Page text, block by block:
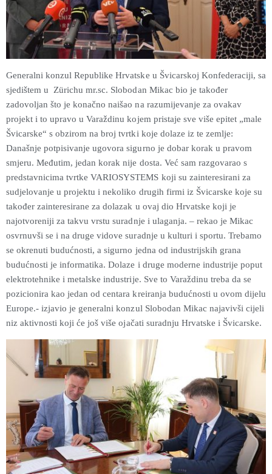
Generalni konzul Republike Hrvatske u Švicarskoj Konfederaciji, sa
sjedištem u Zürichu mr.sc. Slobodan Mikac bio je također
zadovoljan što je konačno naišao na razumijevanje za ovakav
projekt i to upravo u Varaždinu kojem pristaje sve više epitet „male
Švicarske“ s obzirom na broj tvrtki koje dolaze iz te zemlje:
Današnje potpisivanje ugovora sigurno je dobar korak u pravom
smjeru. Međutim, jedan korak nije dosta. Već sam razgovarao s
predstavnicima tvrtke VARIOSYSTEMS koji su zainteresirani za
sudjelovanje u projektu i nekoliko drugih firmi iz Švicarske koje su
također zainteresirane za dolazak u ovaj dio Hrvatske koji je
najotvoreniji za takvu vrstu suradnje i ulaganja. – rekao je Mikac
osvrnuvši se i na druge vidove suradnje u kulturi i sportu. Trebamo
se okrenuti budućnosti, a sigurno jedna od industrijskih grana
budućnosti je informatika. Dolaze i druge moderne industrije poput
elektrotehnike i metalske industrije. Sve to Varaždinu treba da se
pozicionira kao jedan od centara kreiranja budućnosti u ovom dijelu
Europe.- izjavio je generalni konzul Slobodan Mikac najavivši cijeli
niz aktivnosti koji će još više ojačati suradnju Hrvatske i Švicarske.